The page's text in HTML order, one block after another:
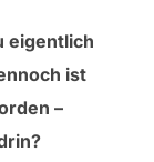
eigentlich
ist
–